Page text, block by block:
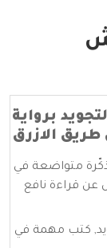
برواية
الازرق
متواضعة في
عن قراءة نافع
, كتب مهمة في